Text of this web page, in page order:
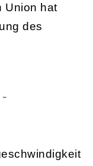
Union hat
des